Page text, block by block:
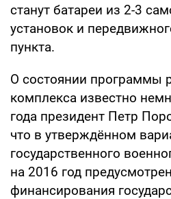
станут батареи из 2-3
установок и
пункта.
О состоянии программы
комплекса известно
года президент Петр
что в утверждённом
государственного
на 2016 год
финансирования